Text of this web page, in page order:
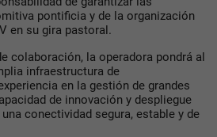
pontificia y de la organización
en su gira pastoral.
colaboración, la operadora pondrá al
infraestructura de
en la gestión de grandes
de innovación y despliegue
conectividad segura, estable y de